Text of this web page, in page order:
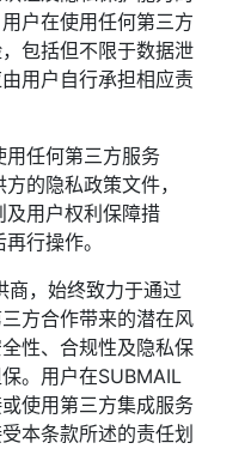
户在使用任何第三方
包括但不限于数据泄
用户自行承担相应责
用任何第三方服务
的隐私政策文件，
及用户权利保障措
行操作。
商，始终致力于通过
方合作带来的潜在风
性、合规性及隐私保
。用户在SUBMAIL
使用第三方集成服务
本条款所述的责任划